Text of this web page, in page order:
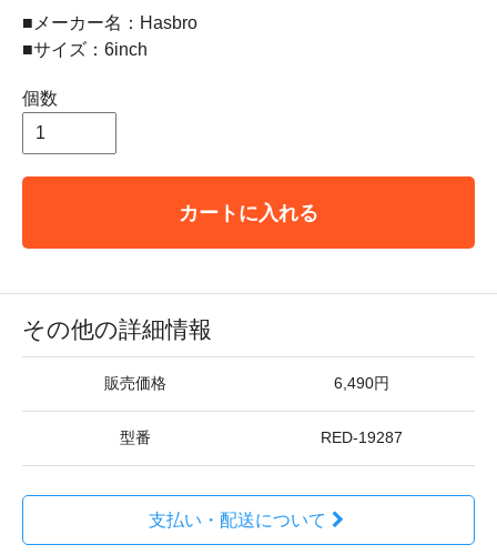
■メーカー名：Hasbro
■サイズ：6inch
個数
カートに入れる
その他の詳細情報
販売価格 6,490円
型番 RED-19287
支払い・配送について